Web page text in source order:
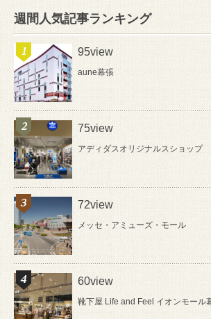
週間人気記事ランキング
95view
aune幕張
75view
アディダスオリジナルスショップ
72view
メッセ・アミューズ・モール
60view
靴下屋 Life and Feel イオンモール